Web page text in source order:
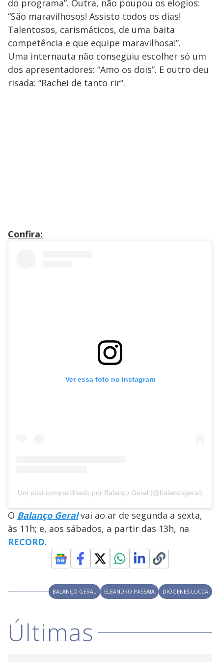
do programa”. Outra, não poupou os elogios:
“São maravilhosos! Assisto todos os dias!
Talentosos, carismáticos, de uma baita
competência e que equipe maravilhosa!”.
Uma internauta não conseguiu escolher só um
dos apresentadores: “Amo os dois”. E outro deu
risada: “Rachei de tanto rir”.
Confira:
Ver essa foto no Instagram
Um post compartilhado por Balanço Geral (@balancogeral)
O Balanço Geralvai ao ar de segunda a sexta,
às 11h; e, aos sábados, a partir das 13h, na
RECORD.
BALANÇO GERAL ELEANDRO PASSAIA DIÓGENES LUCCA
Últimas